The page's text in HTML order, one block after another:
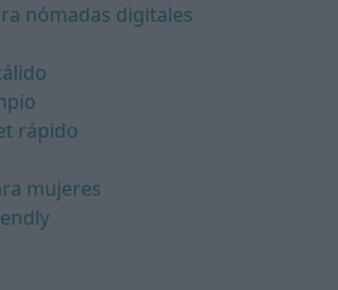
nómadas digitales
rápido
mujeres